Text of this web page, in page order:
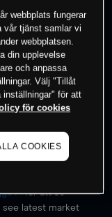
i detta
inför att se
see latest market
webbplats fungerar
vår tjänst samlar vi
webbplatsen.
din upplevelse
och anpassa
Välj "Tillåt
inställningar" för att
för cookies
COOKIES